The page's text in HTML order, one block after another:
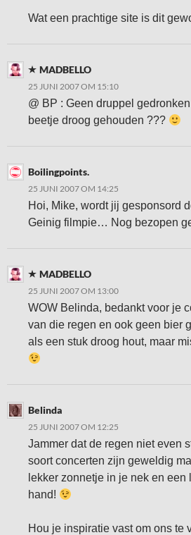
Wat een prachtige site is dit
MADBELLO
25 JUNI 2007 OM 15:10
@ BP : Geen druppel
beetje droog gehouden ???
Boilingpoints.
25 JUNI 2007 OM 14:25
Hoi, Mike, wordt jij gesponsord
Geinig filmpie… Nog bezopen
MADBELLO
25 JUNI 2007 OM 13:00
WOW Belinda, bedankt voor je
van die regen en ook geen bier
als een stuk droog hout, maar
Belinda
25 JUNI 2007 OM 12:25
Jammer dat de regen niet even
soort concerten zijn geweldig
lekker zonnetje in je nek en
hand!
Hou je inspiratie vast om ons te